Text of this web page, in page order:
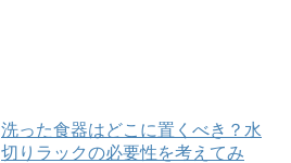
洗った食器はどこに置くべき？水
切りラックの必要性を考えてみ